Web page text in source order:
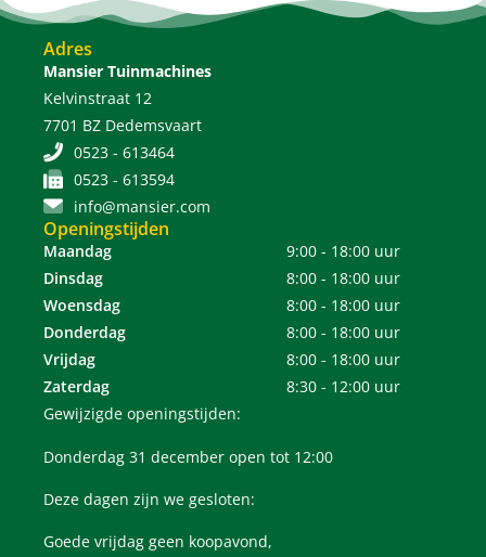
Adres
Mansier Tuinmachines
Kelvinstraat 12
7701 BZ Dedemsvaart
0523 - 613464
0523 - 613594
info@mansier.com
Openingstijden
Maandag
9:00 - 18:00 uur
Dinsdag
8:00 - 18:00 uur
Woensdag
8:00 - 18:00 uur
Donderdag
8:00 - 18:00 uur
Vrijdag
8:00 - 18:00 uur
Zaterdag
8:30 - 12:00 uur
Gewijzigde openingstijden:
Donderdag 31 december open tot 12:00
Deze dagen zijn we gesloten:
Goede vrijdag geen koopavond,